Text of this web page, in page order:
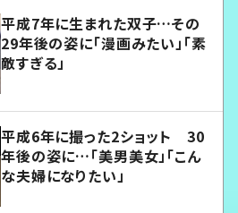
平成7年に生まれた双子…その
29年後の姿に「漫画みたい」「素
敵すぎる」
平成6年に撮った2ショット 30
年後の姿に…「美男美女」「こん
な夫婦になりたい」